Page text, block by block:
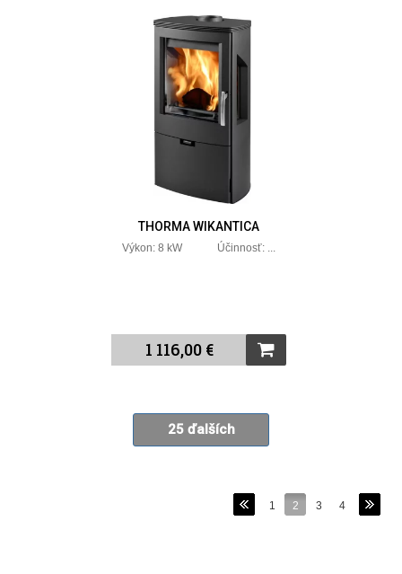
THORMA WIKANTICA
Výkon: 8 kW Účinnosť: ...
1 116,00 €
25 ďalších
1 2 3 4